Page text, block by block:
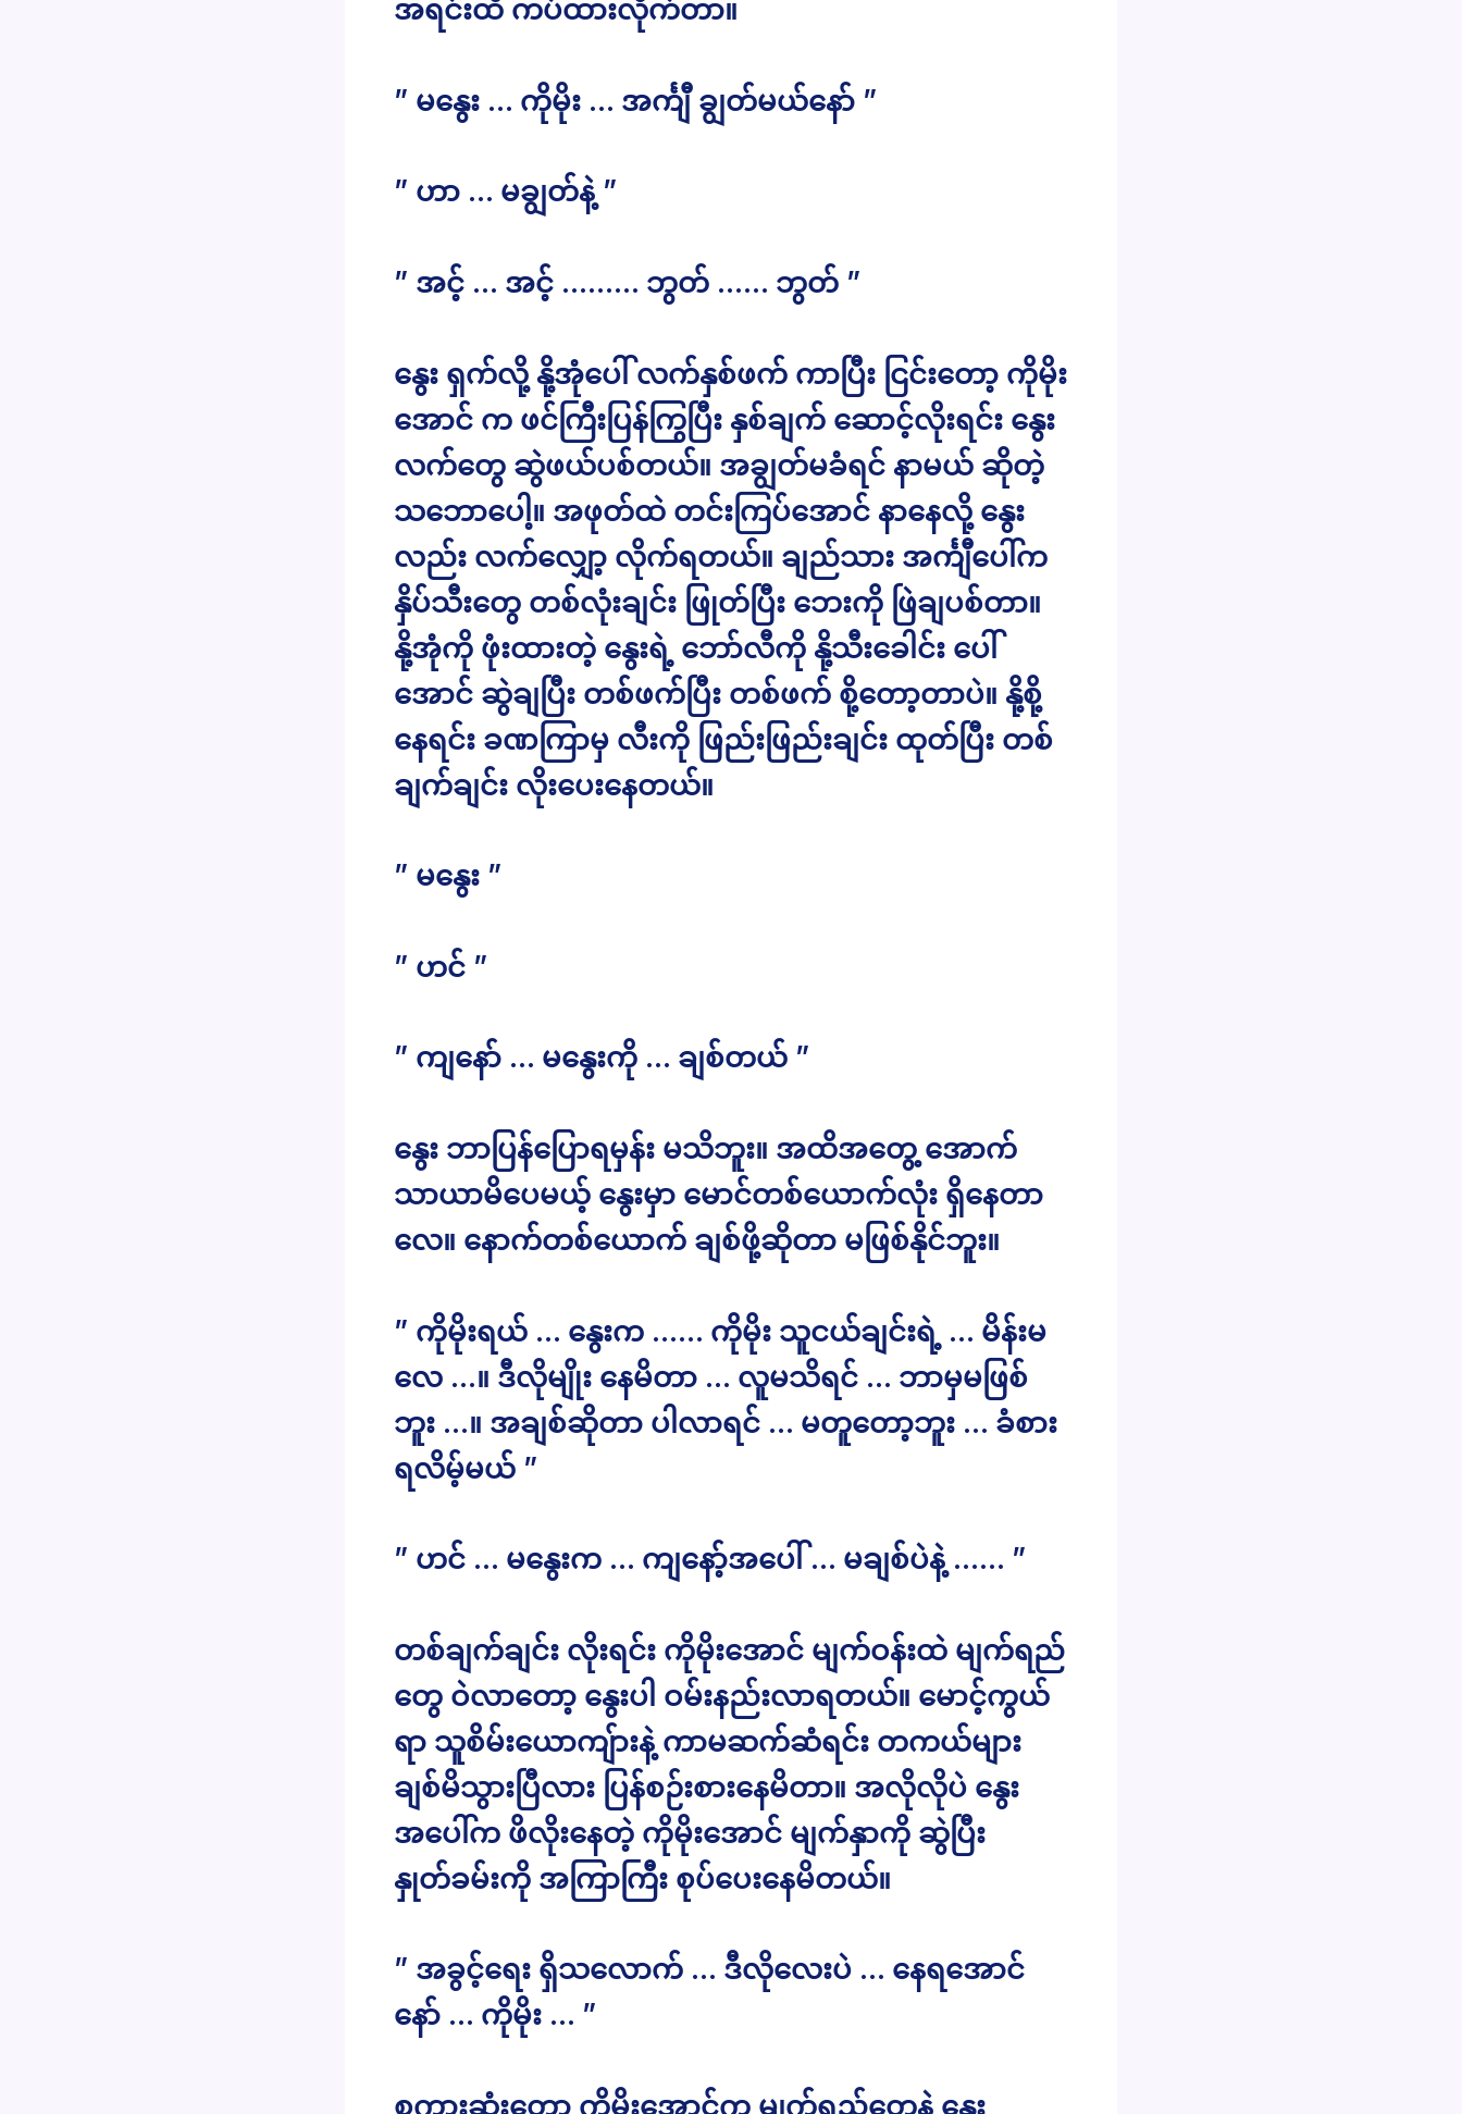
အရင်းထိ ကပ်ထားလိုက်တာ။
” မနွေး … ကိုမိုး … အင်္ကျီ ချွတ်မယ်နော် ”
” ဟာ … မချွတ်နဲ့ ”
” အင့် … အင့် ……… ဘွတ် …… ဘွတ် ”
နွေး ရှက်လို့ နို့အုံပေါ် လက်နှစ်ဖက် ကာပြီး ငြင်းတော့ ကိုမိုး
အောင် က ဖင်ကြီးပြန်ကြွပြီး နှစ်ချက် ဆောင့်လိုးရင်း နွေး
လက်တွေ ဆွဲဖယ်ပစ်တယ်။ အချွတ်မခံရင် နာမယ် ဆိုတဲ့
သဘောပေါ့။ အဖုတ်ထဲ တင်းကြပ်အောင် နာနေလို့ နွေး
လည်း လက်လျှော့ လိုက်ရတယ်။ ချည်သား အင်္ကျီပေါ်က
နှိပ်သီးတွေ တစ်လုံးချင်း ဖြုတ်ပြီး ဘေးကို ဖြဲချပစ်တာ။
နို့အုံကို ဖုံးထားတဲ့ နွေးရဲ့ ဘော်လီကို နို့သီးခေါင်း ပေါ်
အောင် ဆွဲချပြီး တစ်ဖက်ပြီး တစ်ဖက် စို့တော့တာပဲ။ နို့စို့
နေရင်း ခဏကြာမှ လီးကို ဖြည်းဖြည်းချင်း ထုတ်ပြီး တစ်
ချက်ချင်း လိုးပေးနေတယ်။
” မနွေး ”
” ဟင် ”
” ကျနော် … မနွေးကို … ချစ်တယ် ”
နွေး ဘာပြန်ပြောရမှန်း မသိဘူး။ အထိအတွေ့ အောက်
သာယာမိပေမယ့် နွေးမှာ မောင်တစ်ယောက်လုံး ရှိနေတာ
လေ။ နောက်တစ်ယောက် ချစ်ဖို့ဆိုတာ မဖြစ်နိုင်ဘူး။
” ကိုမိုးရယ် … နွေးက …… ကိုမိုး သူငယ်ချင်းရဲ့ … မိန်းမ
လေ …။ ဒီလိုမျိုး နေမိတာ … လူမသိရင် … ဘာမှမဖြစ်
ဘူး …။ အချစ်ဆိုတာ ပါလာရင် … မတူတော့ဘူး … ခံစား
ရလိမ့်မယ် ”
” ဟင် … မနွေးက … ကျနော့်အပေါ် … မချစ်ပဲနဲ့ …… ”
တစ်ချက်ချင်း လိုးရင်း ကိုမိုးအောင် မျက်ဝန်းထဲ မျက်ရည်
တွေ ဝဲလာတော့ နွေးပါ ဝမ်းနည်းလာရတယ်။ မောင့်ကွယ်
ရာ သူစိမ်းယောကျ်ားနဲ့ ကာမဆက်ဆံရင်း တကယ်များ
ချစ်မိသွားပြီလား ပြန်စဉ်းစားနေမိတာ။ အလိုလိုပဲ နွေး
အပေါ်က ဖိလိုးနေတဲ့ ကိုမိုးအောင် မျက်နှာကို ဆွဲပြီး
နှုတ်ခမ်းကို အကြာကြီး စုပ်ပေးနေမိတယ်။
” အခွင့်ရေး ရှိသလောက် … ဒီလိုလေးပဲ … နေရအောင်
နော် … ကိုမိုး … ”
စကားဆုံးတော့ ကိုမိုးအောင်က မျက်ရည်တွေနဲ့ နွေး